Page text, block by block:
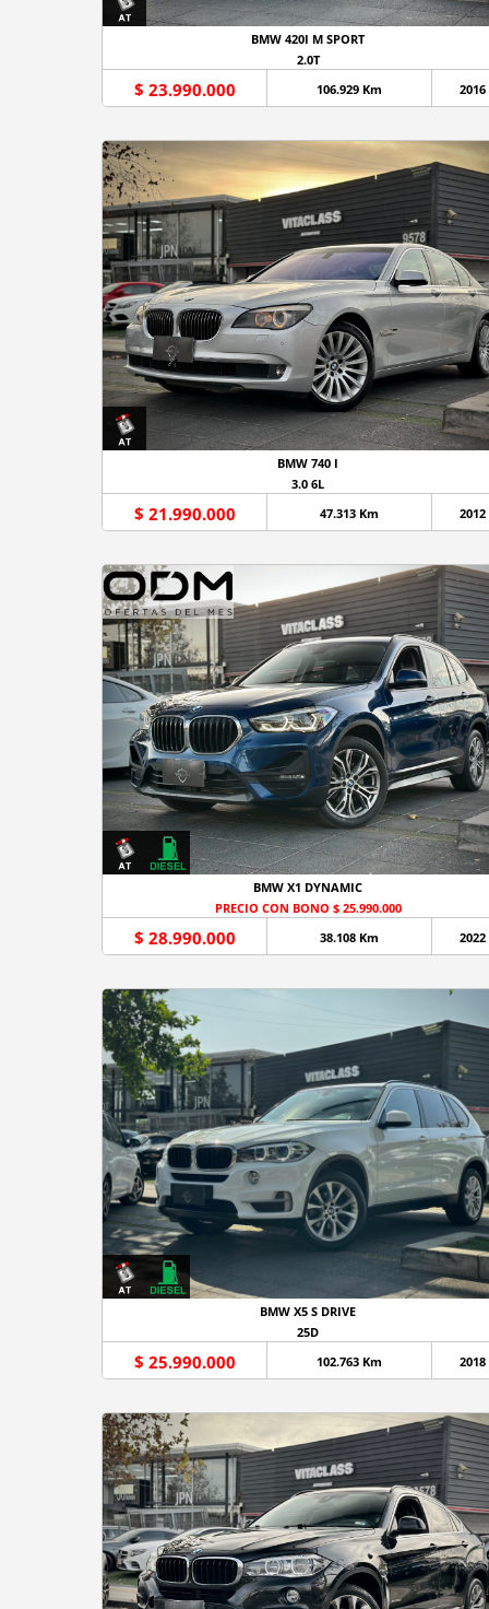
BMW 420I M SPORT
2.0T
$ 23.990.000 106.929 Km 2016
BMW 740 I
3.0 6L
$ 21.990.000 47.313 Km 2012
BMW X1 DYNAMIC
PRECIO CON BONO $ 25.990.000
$ 28.990.000 38.108 Km 2022
BMW X5 S DRIVE
25D
$ 25.990.000 102.763 Km 2018